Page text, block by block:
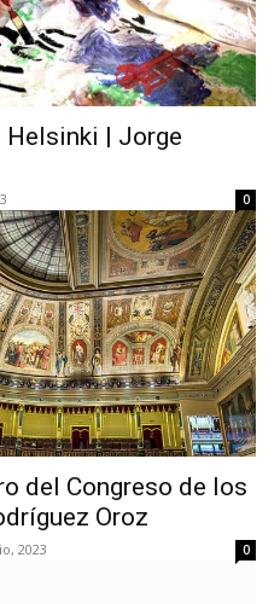
Helsinki | Jorge
0
del Congreso de los
Oroz
2023 0